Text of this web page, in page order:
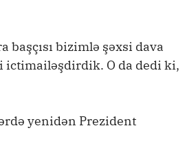
başçısı bizimlə şəxsi dava
ictimailəşdirdik. O da dedi ki,
yenidən Prezident